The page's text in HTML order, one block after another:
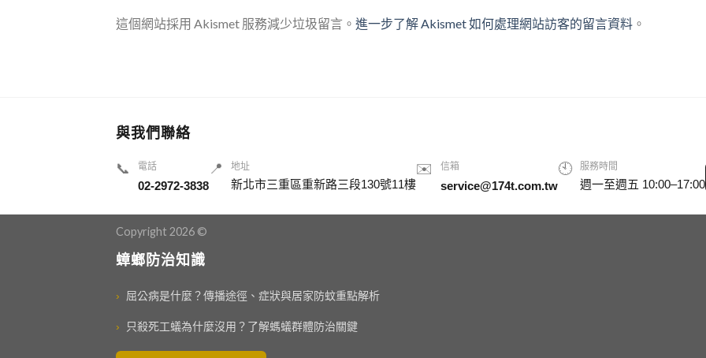
這個網站採用 Akismet 服務減少垃圾留言。 進一步了解 Akismet 如何處理網站訪客的留言資料 。
與我們聯絡
📞 電話
02-2972-3838
📍 地址
新北市三重區重新路三段130號11樓
✉️ 信箱
service@174t.com.tw
🕙 服務時間
週一至週五 10:00–17:00
Copyright 2026 ©
蟑螂防治知識
› 屈公病是什麼？傳播途徑、症狀與居家防蚊重點解析
›
只殺死工蟻為什麼沒用？了解螞蟻群體防治關鍵